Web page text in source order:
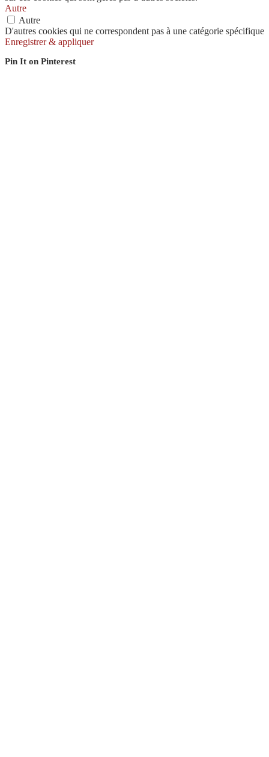
Autre
Autre
D'autres cookies qui ne correspondent pas à une catégorie spécifique
Enregistrer & appliquer
Pin It on Pinterest